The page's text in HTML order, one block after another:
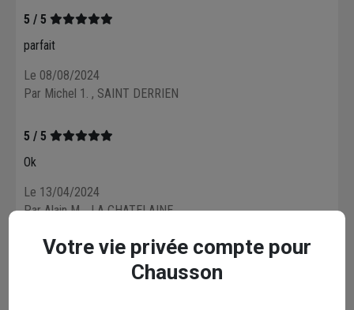
5 / 5
parfait
Le 08/08/2024
Par Michel 1. , SAINT DERRIEN
5 / 5
Ok
Le 13/04/2024
Par Alain M., LA CHATELAINE
5 / 5
Bon produit. Bonne fixation. Conforme à mes attentes.
Votre vie privée compte pour
Chausson